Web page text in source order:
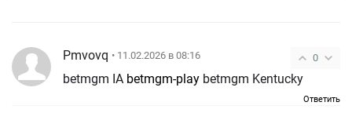
0
Pmvovq • 11.02.2026 в 08:16
betmgm IA betmgm-play betmgm Kentucky
Ответить